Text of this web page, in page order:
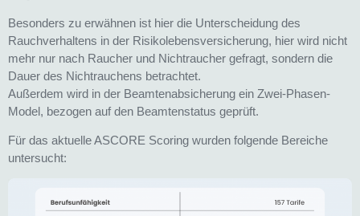
Besonders zu erwähnen ist hier die Unterscheidung des
Rauchverhaltens in der Risikolebensversicherung, hier wird nicht
mehr nur nach Raucher und Nichtraucher gefragt, sondern die
Dauer des Nichtrauchens betrachtet.
Außerdem wird in der Beamtenabsicherung ein Zwei-Phasen-
Model, bezogen auf den Beamtenstatus geprüft.
Für das aktuelle ASCORE Scoring wurden folgende Bereiche
untersucht: